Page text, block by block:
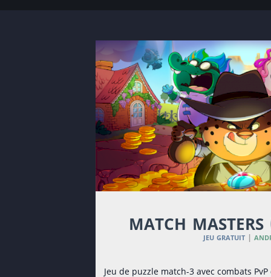
match masters
jeu gratuit |
Jeu de puzzle match-3 avec combats